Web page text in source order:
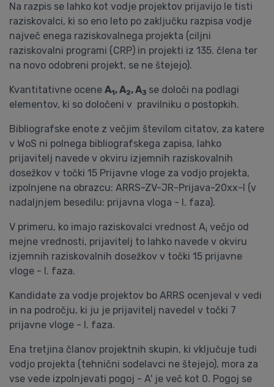
Na razpis se lahko kot vodje projektov prijavijo le tisti
raziskovalci, ki so eno leto po zaključku razpisa vodje
največ enega raziskovalnega projekta (ciljni
raziskovalni programi (CRP) in projekti iz 135. člena ter
na novo odobreni projekt, se ne štejejo).
Kvantitativne ocene A1, A2, A3 se določi na podlagi
elementov, ki so določeni v pravilniku o postopkih.
Bibliografske enote z večjim številom citatov, za katere
v WoS ni polnega bibliografskega zapisa, lahko
prijavitelj navede v okviru izjemnih raziskovalnih
dosežkov v točki 15 Prijavne vloge za vodjo projekta,
izpolnjene na obrazcu: ARRS-ZV-JR-Prijava-20xx-I (v
nadaljnjem besedilu: prijavna vloga - I. faza).
V primeru, ko imajo raziskovalci vrednost Ai večjo od
mejne vrednosti, prijavitelj to lahko navede v okviru
izjemnih raziskovalnih dosežkov v točki 15 prijavne
vloge - I. faza.
Kandidate za vodje projektov bo ARRS ocenjeval v vedi
in na področju, ki ju je prijavitelj navedel v točki 7
prijavne vloge - I. faza.
Ena tretjina članov projektnih skupin, ki vključuje tudi
vodjo projekta (tehnični sodelavci ne štejejo), mora za
vse vede izpolnjevati pogoj - A' je več kot 0. Pogoj se